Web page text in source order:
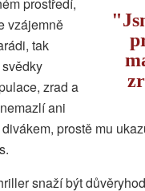
vzájemně
tak
zrad a
ani
prostě mu
snaží být